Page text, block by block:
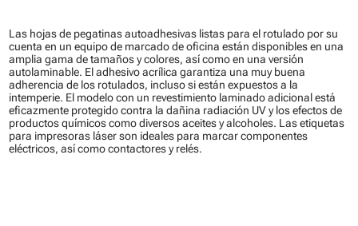
Las hojas de pegatinas autoadhesivas listas para el rotulado por su
cuenta en un equipo de marcado de oficina están disponibles en una
amplia gama de tamaños y colores, así como en una versión
autolaminable. El adhesivo acrílica garantiza una muy buena
adherencia de los rotulados, incluso si están expuestos a la
intemperie. El modelo con un revestimiento laminado adicional está
eficazmente protegido contra la dañina radiación UV y los efectos de
productos químicos como diversos aceites y alcoholes. Las etiquetas
para impresoras láser son ideales para marcar componentes
eléctricos, así como contactores y relés.